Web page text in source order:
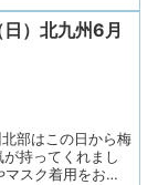
回戦敗退でした
また鹿児島実業
間に、創成館
勝負の行方
（佐賀）、興南
から下関商業
加しての上位予
）北九州6月
部はこの日から梅
持ってくれまし
スク着用をお願